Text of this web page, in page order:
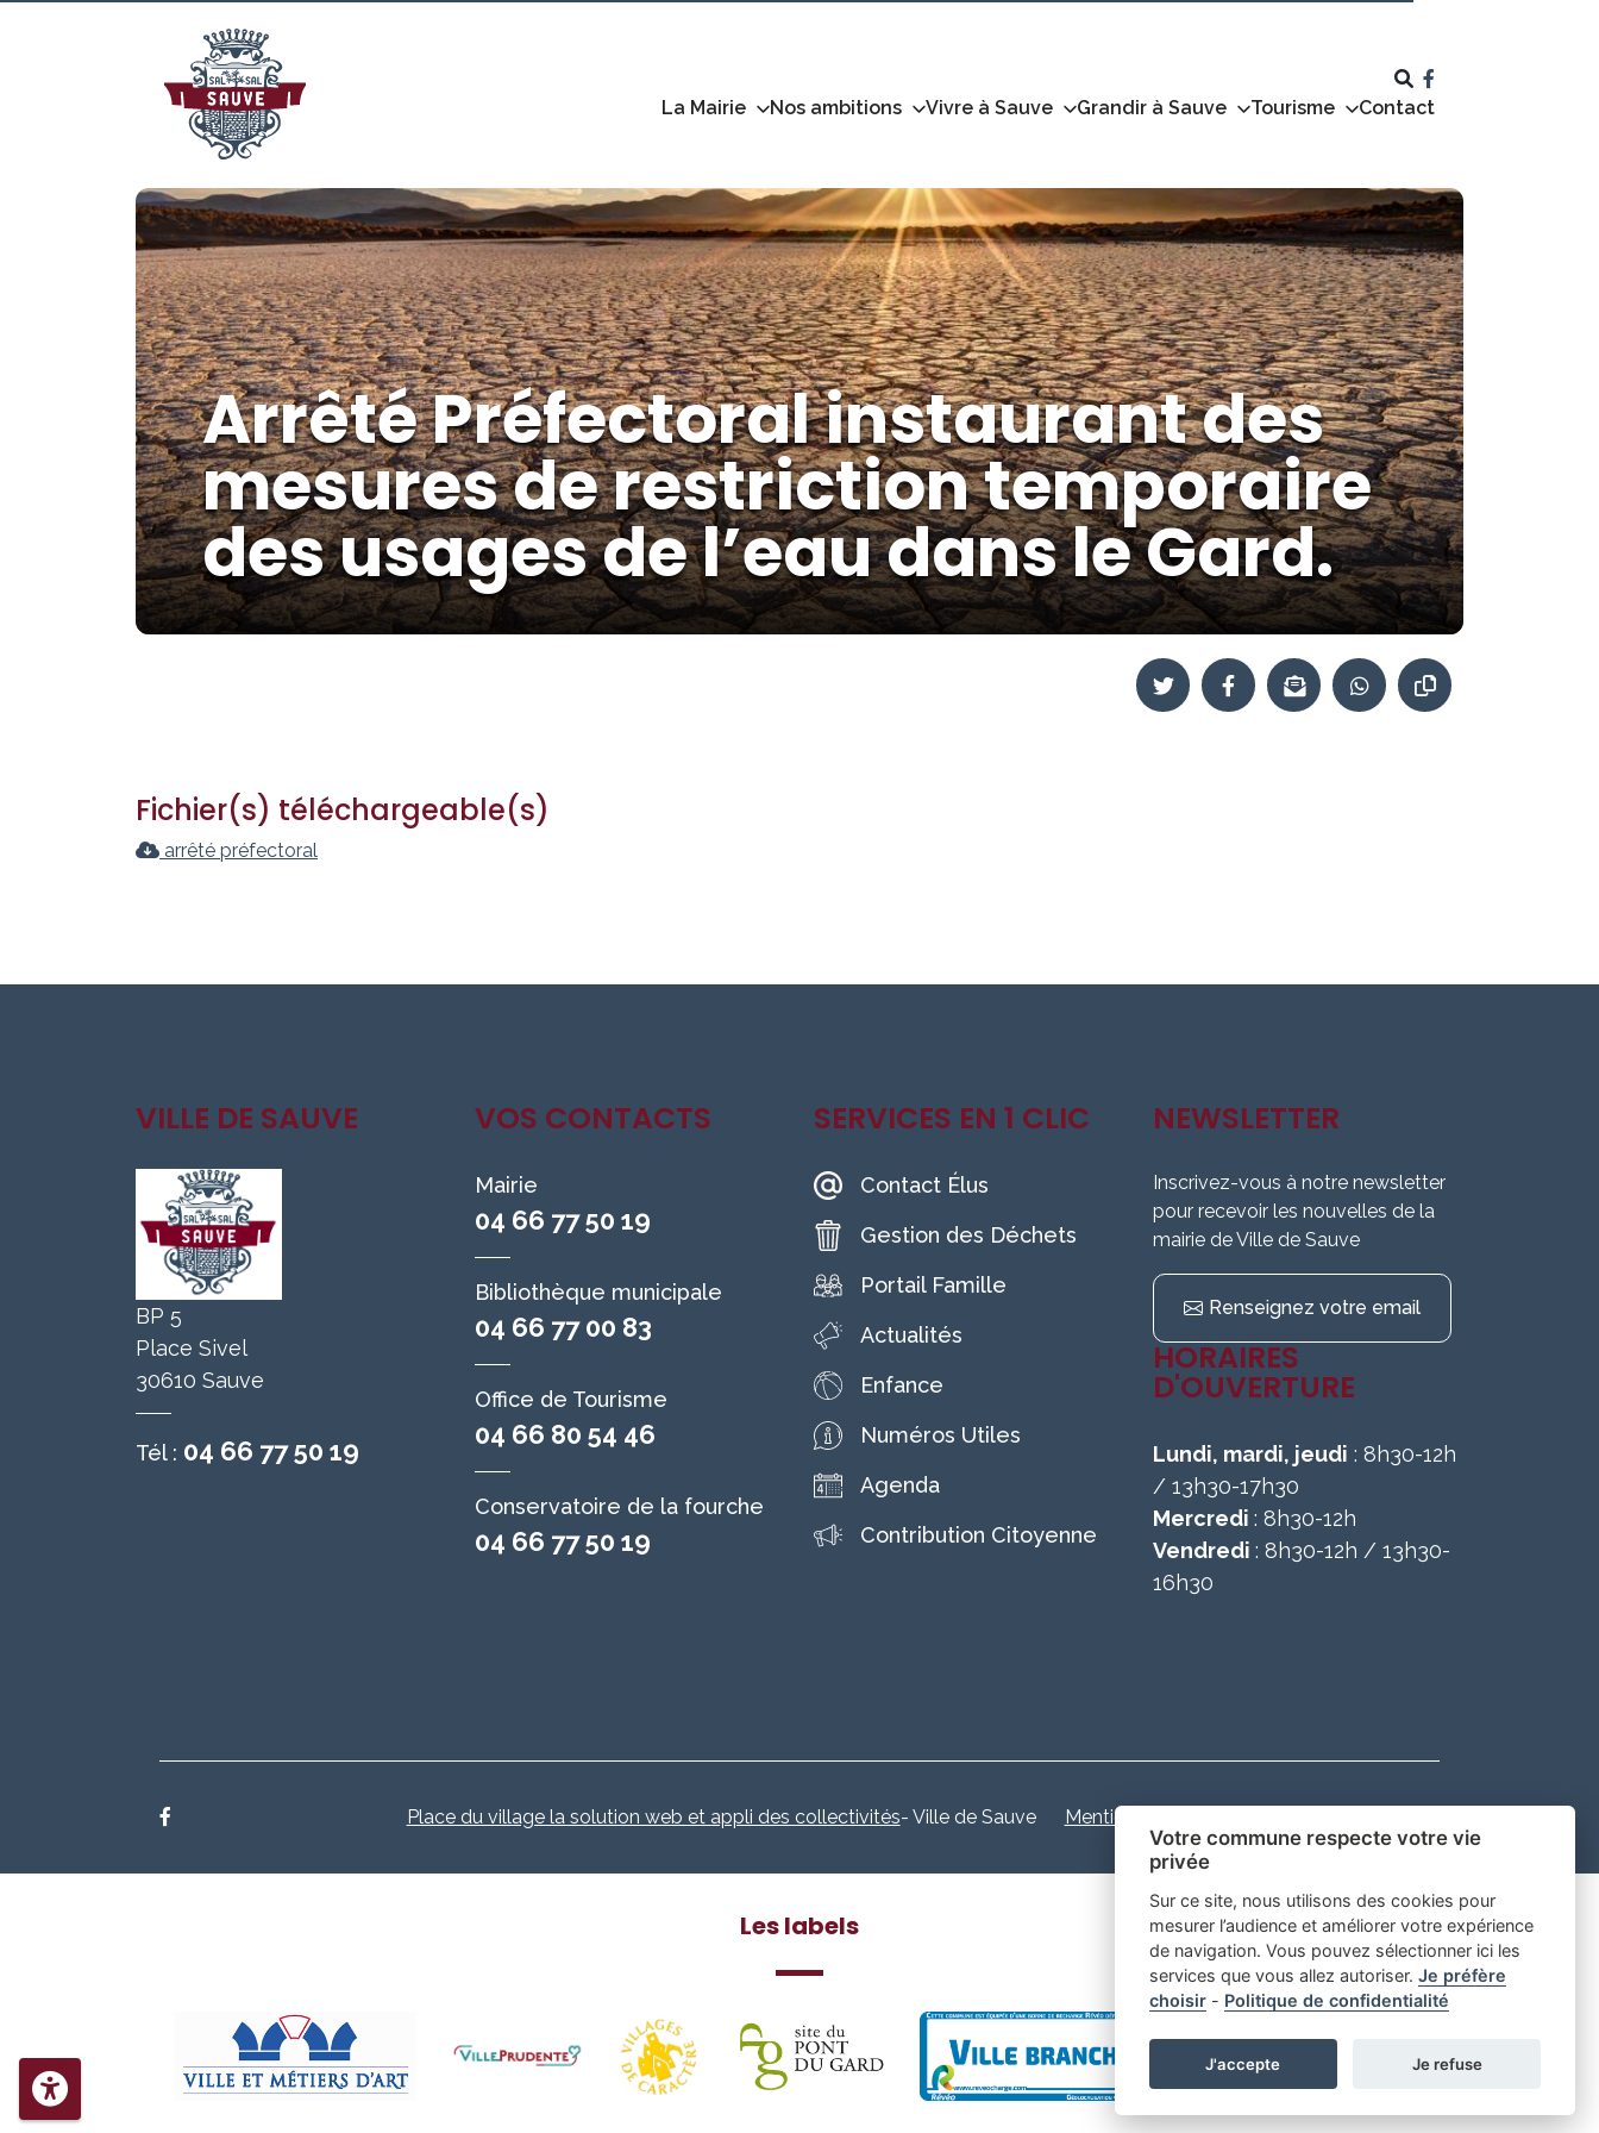
La Mairie Nos ambitions Vivre à Sauve Grandir à Sauve Tourisme Contact
Arrêté Préfectoral instaurant des
mesures de restriction temporaire
des usages de l’eau dans le Gard.
Fichier(s) téléchargeable(s)
arrêté préfectoral
VILLE DE SAUVE
BP 5
Place Sivel
30610 Sauve
Tél : 04 66 77 50 19
VOS CONTACTS
Mairie
04 66 77 50 19
Bibliothèque municipale
04 66 77 00 83
Office de Tourisme
04 66 80 54 46
Conservatoire de la fourche
04 66 77 50 19
SERVICES EN 1 CLIC
Contact Élus
Gestion des Déchets
Portail Famille
Actualités
Enfance
Numéros Utiles
Agenda
Contribution Citoyenne
NEWSLETTER
Inscrivez-vous à notre newsletter
pour recevoir les nouvelles de la
mairie de Ville de Sauve
Renseignez votre email
HORAIRES
D'OUVERTURE
Lundi, mardi, jeudi : 8h30-12h
/ 13h30-17h30
Mercredi : 8h30-12h
Vendredi : 8h30-12h / 13h30-
16h30
Place du village la solution web et appli des collectivités- Ville de Sauve Mentions légales
Les labels
Votre commune respecte votre vie
privée
Sur ce site, nous utilisons des cookies pour
mesurer l’audience et améliorer votre expérience
de navigation. Vous pouvez sélectionner ici les
services que vous allez autoriser. Je préfère
choisir- Politique de confidentialité
J'accepte Je refuse